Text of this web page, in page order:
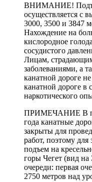
ВНИМАНИЕ!
осуществляется с
3000, 3500 и 3847
Нахождение на
кислородное
сосудистого
Лицам,
заболеваниями, а
канатной дороге
канатной дороге в
наркотического
ПРИМЕЧАНИЕ В
года канатные
закрыты для
работ, поэтому для
подъем на
горы Чегет (вид
очереди: первая
2750 метров над